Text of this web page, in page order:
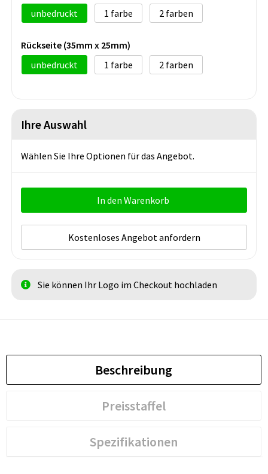
unbedruckt 1 2
Rückseite (35mm x 25mm)
unbedruckt
1 2
Ihre Auswahl
Wählen Sie Ihre Optionen für das Angebot.
In den Warenkorb
Kostenloses Angebot anfordern
Sie können Ihr Logo im Checkout hochladen
Beschreibung
Preisstaffel
Spezifikationen